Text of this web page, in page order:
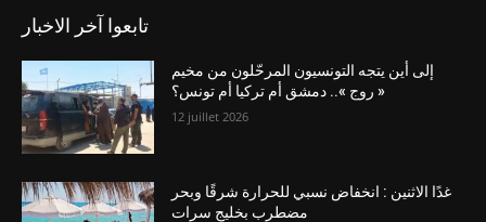
تابعوا آخر الاخبار
إلى أين يتجه التونسيون المرحّلون من مخيم
« روج ».. دمشق أم تركيا أم تونس؟
12 juillet 2026
غدًا الاثنين : انخفاض نسبي للحرارة شرقًا وبحر
مضطرب بخليج سرات